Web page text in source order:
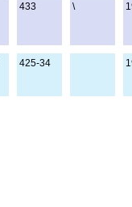
433 \
425-34